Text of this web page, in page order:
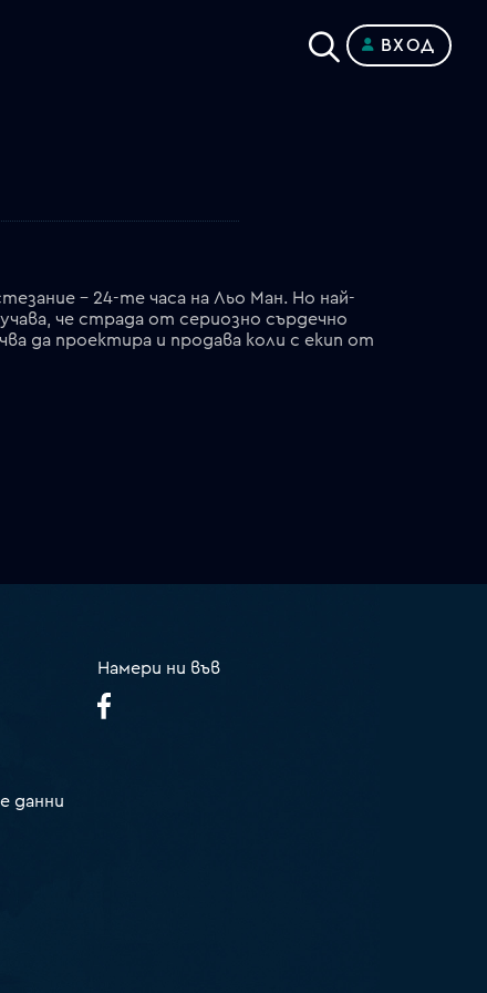
ВХОД
– 24-те часа на Льо Ман. Но най-
че страда от сериозно сърдечно
да проектира и продава коли с екип от
данни
Намери ни във